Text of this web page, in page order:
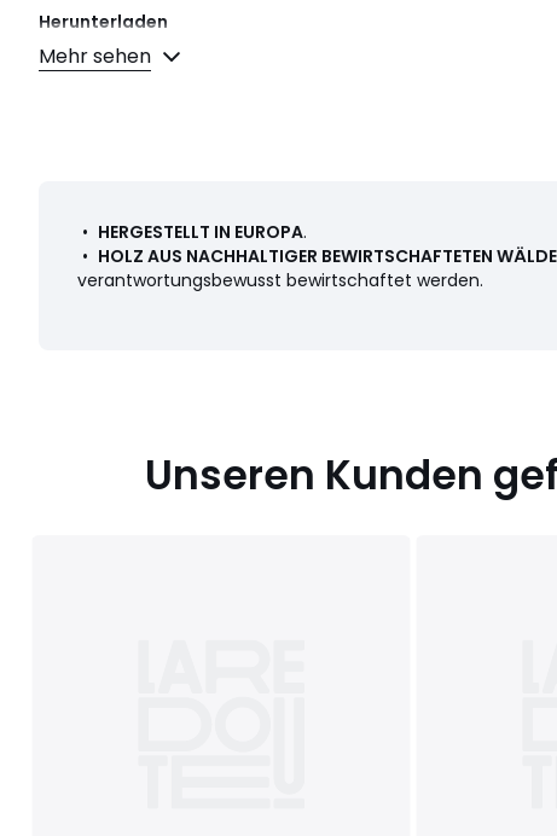
Herunterladen
Montageplan und Pflegehinweise
Mehr sehen
• HERGESTELLT IN EUROPA.
• HOLZ AUS NACHHALTIGER BEWIRTSCHAFTETEN
verantwortungsbewusst bewirtschaftet werden.
Unseren Kunden